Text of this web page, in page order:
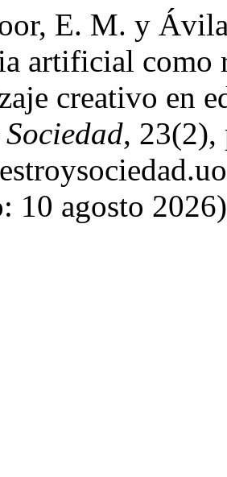
E. M. y
artificial como
creativo en
, 23(2),
10 agosto